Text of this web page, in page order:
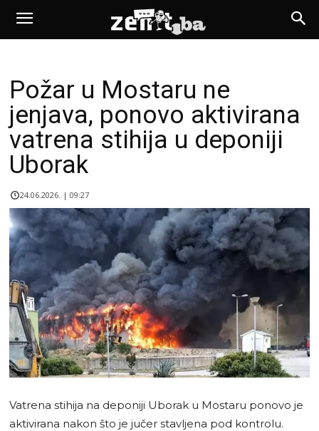
Požar u Mostaru ne
jenjava, ponovo aktivirana
vatrena stihija u deponiji
Uborak
24.06.2026. | 09:27
Vatrena stihija na deponiji Uborak u Mostaru ponovo je
aktivirana nakon što je jučer stavljena pod kontrolu.